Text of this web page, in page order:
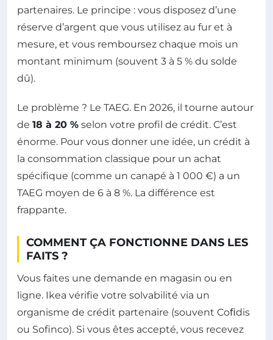
partenaires. Le principe : vous disposez d’une
réserve d’argent que vous utilisez au fur et à
mesure, et vous remboursez chaque mois un
montant minimum (souvent 3 à 5 % du solde
dû).
Le problème ? Le TAEG. En 2026, il tourne autour
de 18 à 20 % selon votre profil de crédit. C’est
énorme. Pour vous donner une idée, un crédit à
la consommation classique pour un achat
spécifique (comme un canapé à 1 000 €) a un
TAEG moyen de 6 à 8 %. La différence est
frappante.
COMMENT ÇA FONCTIONNE DANS LES
FAITS ?
Vous faites une demande en magasin ou en
ligne. Ikea vérifie votre solvabilité via un
organisme de crédit partenaire (souvent Coﬁdis
ou Sofinco). Si vous êtes accepté, vous recevez